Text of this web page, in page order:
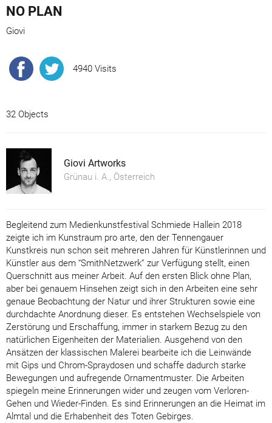
NO PLAN
Giovi
4940 Visits
32 Objects
Giovi Artworks
Grünau i. A., Österreich
Begleitend zum Medienkunstfestival Schmiede Hallein 2018
zeigte ich im Kunstraum pro arte, den der Tennengauer
Kunstkreis nun schon seit mehreren Jahren für Künstlerinnen und
Künstler aus dem “SmithNetzwerk” zur Verfügung stellt, einen
Querschnitt aus meiner Arbeit. Auf den ersten Blick ohne Plan,
aber bei genauem Hinsehen zeigt sich in den Arbeiten eine sehr
genaue Beobachtung der Natur und ihrer Strukturen sowie eine
durchdachte Anordnung dieser. Es entstehen Wechselspiele von
Zerstörung und Erschaffung, immer in starkem Bezug zu den
natürlichen Eigenheiten der Materialien. Ausgehend von den
Ansätzen der klassischen Malerei bearbeite ich die Leinwände
mit Gips und Chrom-Spraydosen und schaffe dadurch starke
Bewegungen und aufregende Ornamentmuster. Die Arbeiten
spiegeln meine Erinnerungen wider und zeugen vom Verloren-
Gehen und Wieder-Finden. Es sind Erinnerungen an die Heimat im
Almtal und die Erhabenheit des Toten Gebirges.